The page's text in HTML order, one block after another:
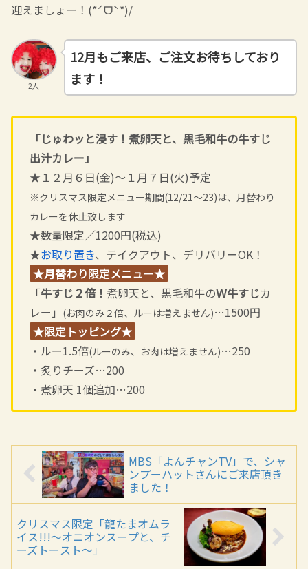
迎えましょー！(*ˊᗜˋ*)/
2人
12月もご来店、ご注文お待ちしており
ます！
「じゅわッと浸す！煮卵天と、黒毛和牛の牛すじ
出汁カレー」
★１２月６日(金)～１月７日(火)予定
※クリスマス限定メニュー期間(12/21～23)は、月替わり
カレーを休止致します
★数量限定／1200円(税込)
★お取り置き、テイクアウト、デリバリーOK！
★月替わり限定メニュー★
「牛すじ２倍！ 煮卵天と、黒毛和牛のＷ牛すじカ
レー」 (お肉のみ２倍、ルーは増えません)…1500円
★限定トッピング★
・ルー1.5倍(ルーのみ、お肉は増えません)…250
・炙りチーズ…200
・煮卵天 1個追加…200
MBS「よんチャンTV」で、シャ
ンプーハットさんにご来店頂き
ました！
クリスマス限定「龍たまオムラ
イス!!!～オニオンスープと、チ
ーズトースト～」